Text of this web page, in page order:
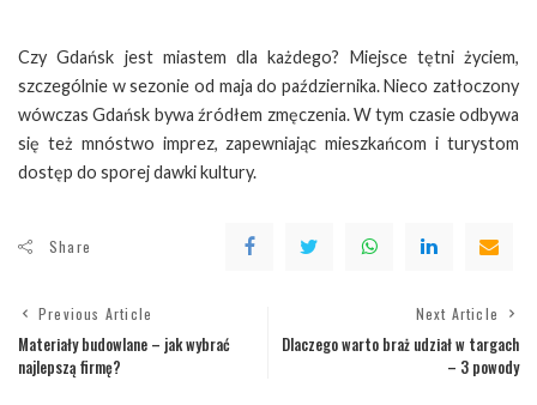
Czy Gdańsk jest miastem dla każdego? Miejsce tętni życiem,
szczególnie w sezonie od maja do października. Nieco zatłoczony
wówczas Gdańsk bywa źródłem zmęczenia. W tym czasie odbywa
się też mnóstwo imprez, zapewniając mieszkańcom i turystom
dostęp do sporej dawki kultury.
Share
Previous Article
Materiały budowlane – jak wybrać
najlepszą firmę?
Next Article
Dlaczego warto braż udział w targach
– 3 powody